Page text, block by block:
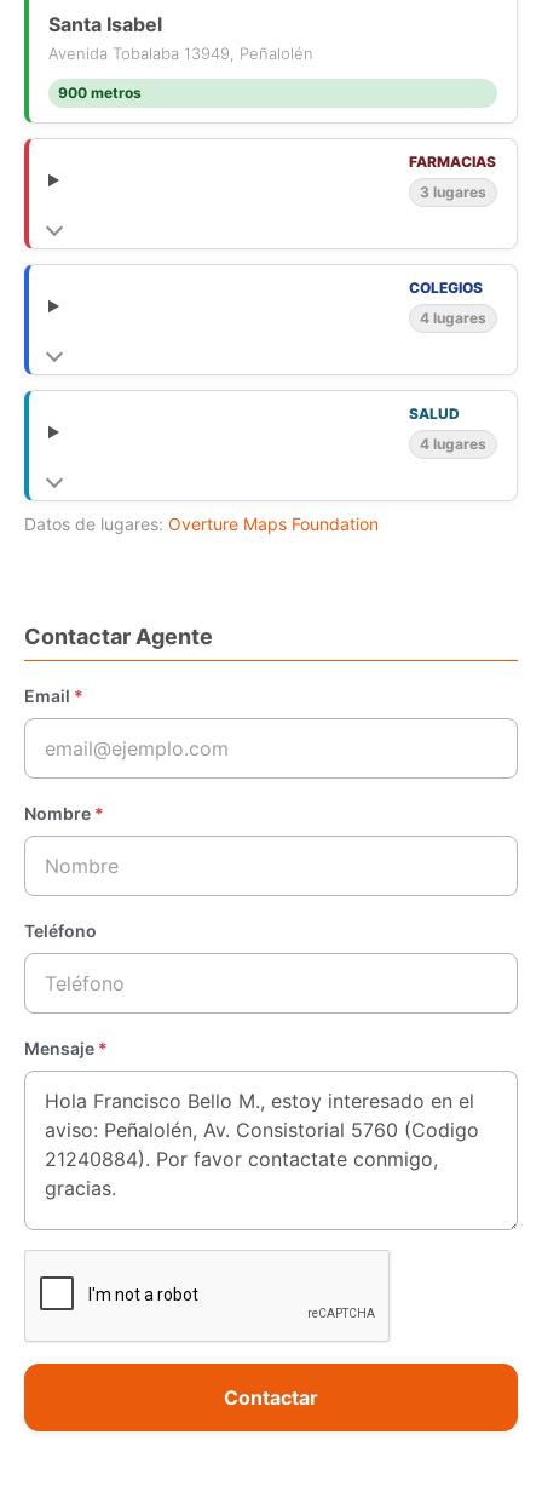
Santa Isabel
Avenida Tobalaba 13949, Peñalolén
900 metros
FARMACIAS
3 lugares
COLEGIOS
4 lugares
SALUD
4 lugares
Datos de lugares: Overture Maps Foundation
Contactar Agente
Email *
Nombre *
Teléfono
Mensaje *
Contactar